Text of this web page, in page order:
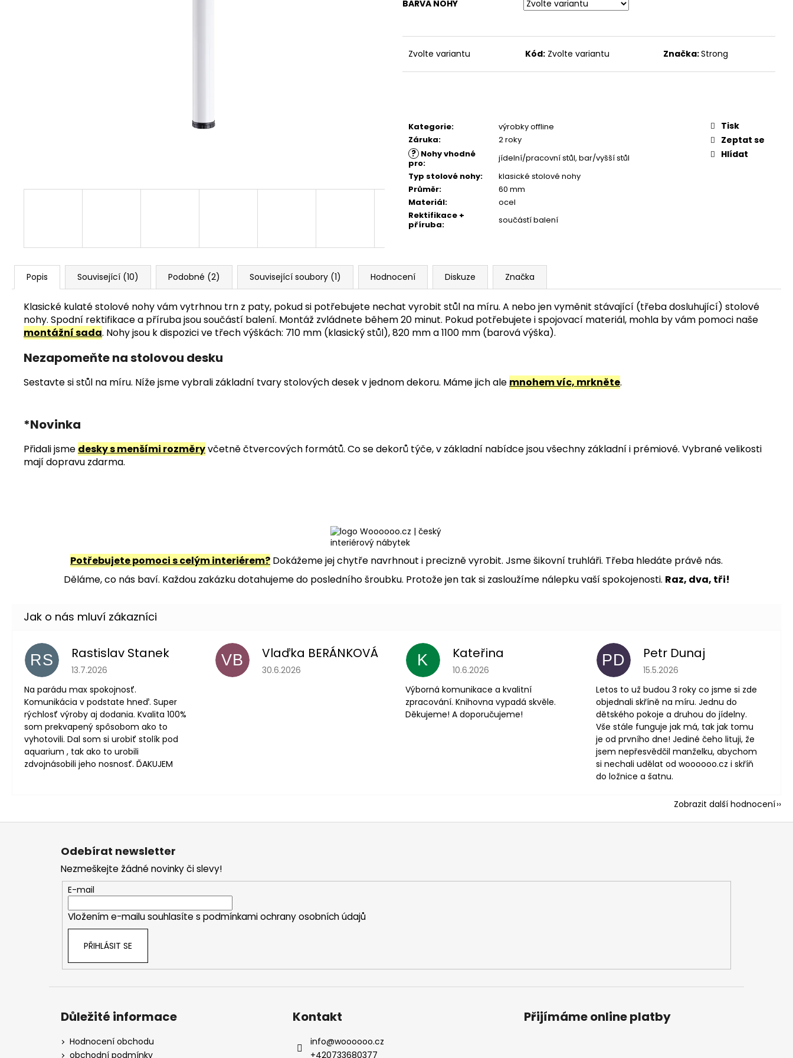
BARVA NOHY
Zvolte variantu Kód: Zvolte variantu Značka:Strong
Kategorie:
výrobky offline
Záruka: 2 roky
? Nohy vhodné
pro:
jídelní/pracovní stůl, bar/vyšší stůl
Typ stolové nohy:
klasické stolové nohy
Průměr:
60 mm
Materiál:
ocel
Rektifikace +
příruba: součástí balení
Tisk
Zeptat se
Hlídat
Popis Související (10) Podobné (2) Související soubory (1) Hodnocení Diskuze Značka
Klasické kulaté stolové nohy vám vytrhnou trn z paty, pokud si potřebujete nechat vyrobit stůl na míru. A nebo jen vyměnit stávající (třeba dosluhující) stolové
nohy. Spodní rektifikace a příruba jsou součástí balení. Montáž zvládnete během 20 minut. Pokud potřebujete i spojovací materiál, mohla by vám pomoci naše
montážní sada. Nohy jsou k dispozici ve třech výškách: 710 mm (klasický stůl), 820 mm a 1100 mm (barová výška).
Nezapomeňte na stolovou desku
Sestavte si stůl na míru. Níže jsme vybrali základní tvary stolových desek v jednom dekoru. Máme jich ale mnohem víc, mrkněte.
*Novinka
Přidali jsme desky s menšími rozměryvčetně čtvercových formátů. Co se dekorů týče, v základní nabídce jsou všechny základní i prémiové. Vybrané velikosti
mají dopravu zdarma.
Potřebujete pomoci s celým interiérem? Dokážeme jej chytře navrhnout i precizně vyrobit. Jsme šikovní truhláři. Třeba hledáte právě nás.
Děláme, co nás baví. Každou zakázku dotahujeme do posledního šroubku. Protože jen tak si zasloužíme nálepku vaší spokojenosti. Raz, dva, tři!
RS Rastislav Stanek
Hodnocení obchodu je 5 z 5 hvězdiček.
13.7.2026
Na parádu max spokojnosť.
Komunikácia v podstate hneď. Super
rýchlosť výroby aj dodania. Kvalita 100%
som prekvapený spôsobom ako to
vyhotovili. Dal som si urobiť stolík pod
aquarium , tak ako to urobili
zdvojnásobili jeho nosnosť. ĎAKUJEM
VB Vlaďka BERÁNKOVÁ
Hodnocení obchodu je 5 z 5 hvězdiček.
30.6.2026
K Kateřina
Hodnocení obchodu je 5 z 5 hvězdiček.
10.6.2026
Výborná komunikace a kvalitní
zpracování. Knihovna vypadá skvěle.
Děkujeme! A doporučujeme!
PD Petr Dunaj
Hodnocení obchodu je 5 z 5
15.5.2026
Letos to už budou 3 roky co jsme si zde
objednali skříně na míru. Jednu do
dětského pokoje a druhou do jídelny.
Vše stále funguje jak má, tak jak tomu
je od prvního dne! Jediné čeho lituji, že
jsem nepřesvědčil manželku, abychom
si nechali udělat od woooooo.cz i skříň
do ložnice a šatnu.
Zobrazit další hodnocení
Z
Odebírat newsletter
Nezmeškejte žádné novinky či slevy!
E-mail
Vložením e-mailu souhlasíte s podmínkami ochrany osobních údajů
PŘIHLÁSIT SE
Důležité informace
Hodnocení obchodu
obchodní podmínky
Kontakt
info@woooooo.cz
+420733680377
Přijímáme online platby